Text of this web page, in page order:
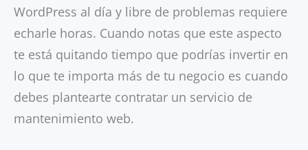
WordPress al día y libre de problemas requiere
echarle horas. Cuando notas que este aspecto
te está quitando tiempo que podrías invertir en
lo que te importa más de tu negocio es cuando
debes plantearte contratar un servicio de
mantenimiento web.